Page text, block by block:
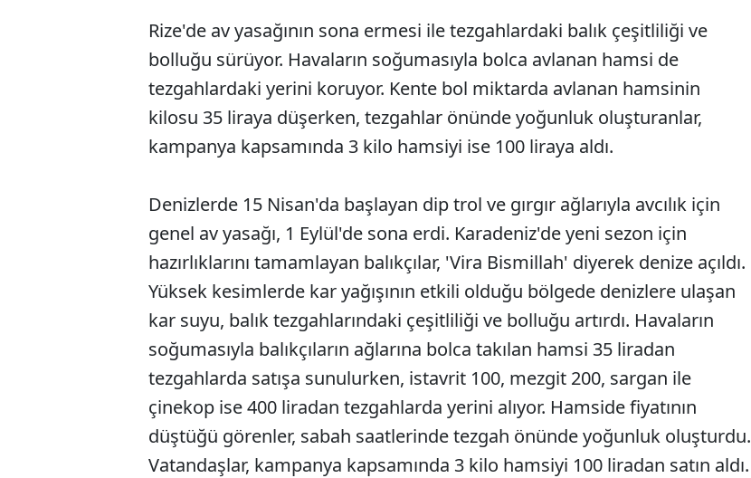
Rize'de av yasağının sona ermesi ile tezgahlardaki balık çeşitliliği ve
bolluğu sürüyor. Havaların soğumasıyla bolca avlanan hamsi de
tezgahlardaki yerini koruyor. Kente bol miktarda avlanan hamsinin
kilosu 35 liraya düşerken, tezgahlar önünde yoğunluk oluşturanlar,
kampanya kapsamında 3 kilo hamsiyi ise 100 liraya aldı.
Denizlerde 15 Nisan'da başlayan dip trol ve gırgır ağlarıyla avcılık için
genel av yasağı, 1 Eylül'de sona erdi. Karadeniz'de yeni sezon için
hazırlıklarını tamamlayan balıkçılar, 'Vira Bismillah' diyerek denize açıldı.
Yüksek kesimlerde kar yağışının etkili olduğu bölgede denizlere ulaşan
kar suyu, balık tezgahlarındaki çeşitliliği ve bolluğu artırdı. Havaların
soğumasıyla balıkçıların ağlarına bolca takılan hamsi 35 liradan
tezgahlarda satışa sunulurken, istavrit 100, mezgit 200, sargan ile
çinekop ise 400 liradan tezgahlarda yerini alıyor. Hamside fiyatının
düştüğü görenler, sabah saatlerinde tezgah önünde yoğunluk oluşturdu.
Vatandaşlar, kampanya kapsamında 3 kilo hamsiyi 100 liradan satın aldı.